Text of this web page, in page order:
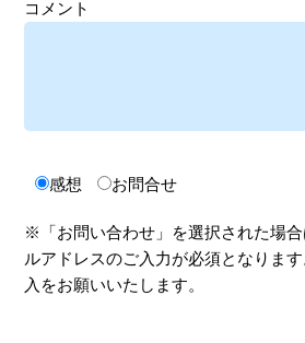
コメント
感想 お問合せ
※「お問い合わせ」を選択された場
ルアドレスのご入力が必須となりま
入をお願いいたします。